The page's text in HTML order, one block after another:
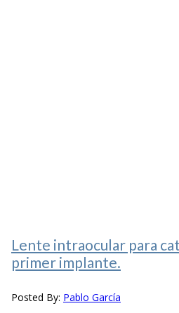
Lente intraocular para
primer implante.
Posted By: Pablo García